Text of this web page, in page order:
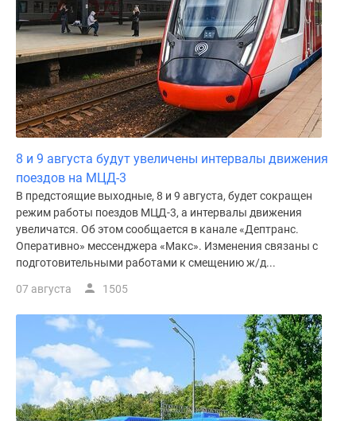
Дома
коттеджи
Коттеджные
поселки
Новой
Готовые
коттеджные
поселки
Строящиеся
коттеджные
поселки
поселки
Коттеджные
поселки
водоема
8 и 9 августа будут увеличены интервалы движения
поездов на МЦД-3
В предстоящие выходные, 8 и 9 августа, будет сокращен
режим работы поездов МЦД-3, а интервалы движения
увеличатся. Об этом сообщается в канале «Дептранс.
Оперативно» мессенджера «Макс». Изменения связаны с
подготовительными работами к смещению ж/д...
07 августа 1505